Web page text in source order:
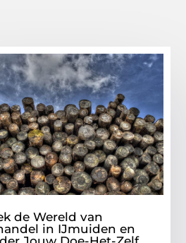
de Wereld van
in IJmuiden en